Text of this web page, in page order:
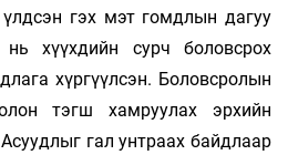
үлдсэн гэх мэт гомдлын дагуу
нь хүүхдийн сурч боловсрох
хүргүүлсэн. Боловсролын
тэгш хамруулах эрхийн
гал унтраах байдлаар